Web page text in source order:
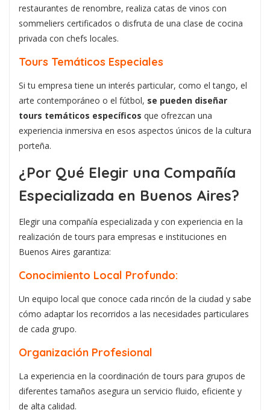
restaurantes de renombre, realiza catas de vinos con
sommeliers certificados o disfruta de una clase de cocina
privada con chefs locales.
Tours Temáticos Especiales
Si tu empresa tiene un interés particular, como el tango, el
arte contemporáneo o el fútbol, se pueden diseñar
tours temáticos específicos que ofrezcan una
experiencia inmersiva en esos aspectos únicos de la cultura
porteña.
¿Por Qué Elegir una Compañía
Especializada en Buenos Aires?
Elegir una compañía especializada y con experiencia en la
realización de tours para empresas e instituciones en
Buenos Aires garantiza:
Conocimiento Local Profundo:
Un equipo local que conoce cada rincón de la ciudad y sabe
cómo adaptar los recorridos a las necesidades particulares
de cada grupo.
Organización Profesional
La experiencia en la coordinación de tours para grupos de
diferentes tamaños asegura un servicio fluido, eficiente y
de alta calidad.